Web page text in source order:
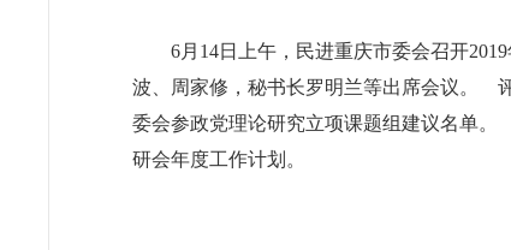
6月14日上午，民进重庆市委会召开
波、周家修，秘书长罗明兰等出席会议。
委会参政党理论研究立项课题组建议名单
研会年度工作计划。